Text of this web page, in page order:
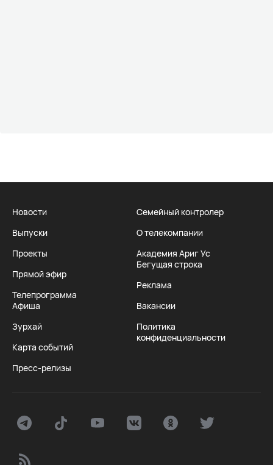
Новости
Выпуски
Проекты
Прямой эфир
Телепрограмма
Афиша
Зурхай
Карта событий
Пресс-релизы
Семейный контролер
О телекомпании
Академия Ариг Ус
Бегущая строка
Реклама
Вакансии
Политика
конфиденциальности